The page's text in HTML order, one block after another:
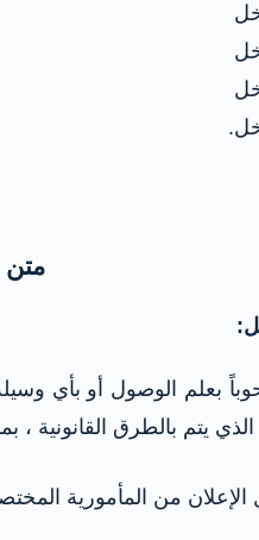
متن
الذي يتم بالطرق
الإعلان من المأمورية